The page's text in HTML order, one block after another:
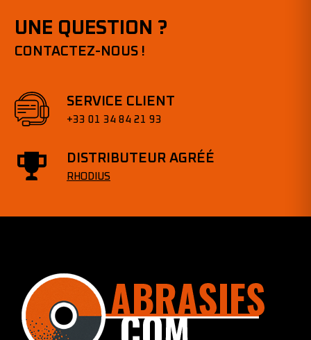
UNE QUESTION ?
CONTACTEZ-NOUS !
SERVICE CLIENT
+33 01 34 84 21 93
DISTRIBUTEUR AGRÉÉ
RHODIUS